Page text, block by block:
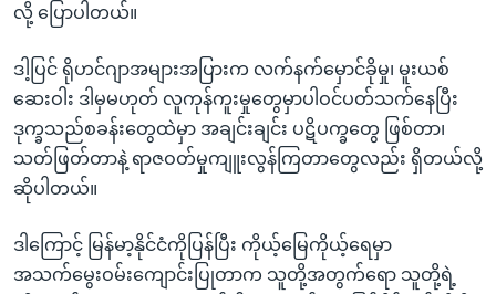
လို့ ပြောပါတယ်။
ဒါ့ပြင် ရိုဟင်ဂျာအများအပြားက လက်နက်မှောင်ခိုမှု၊ မူးယစ်
ဆေးဝါး ဒါမှမဟုတ် လူကုန်ကူးမှုတွေမှာပါဝင်ပတ်သက်နေပြီး
ဒုက္ခသည်စခန်းတွေထဲမှာ အချင်းချင်း ပဋိပက္ခတွေ ဖြစ်တာ၊
သတ်ဖြတ်တာနဲ့ ရာဇဝတ်မှုကျူးလွန်ကြတာတွေလည်း ရှိတယ်လို့
ဆိုပါတယ်။
ဒါကြောင့် မြန်မာ့နိုင်ငံကိုပြန်ပြီး ကိုယ့်မြေကိုယ့်ရေမှာ
အသက်မွေးဝမ်းကျောင်းပြုတာက သူတို့အတွက်ရော သူတို့ရဲ့